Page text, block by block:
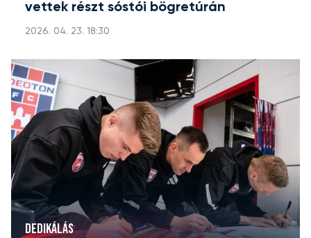
vettek részt sóstói bögretúrán
2026. 04. 23. 18:30
DEDIKÁLÁS